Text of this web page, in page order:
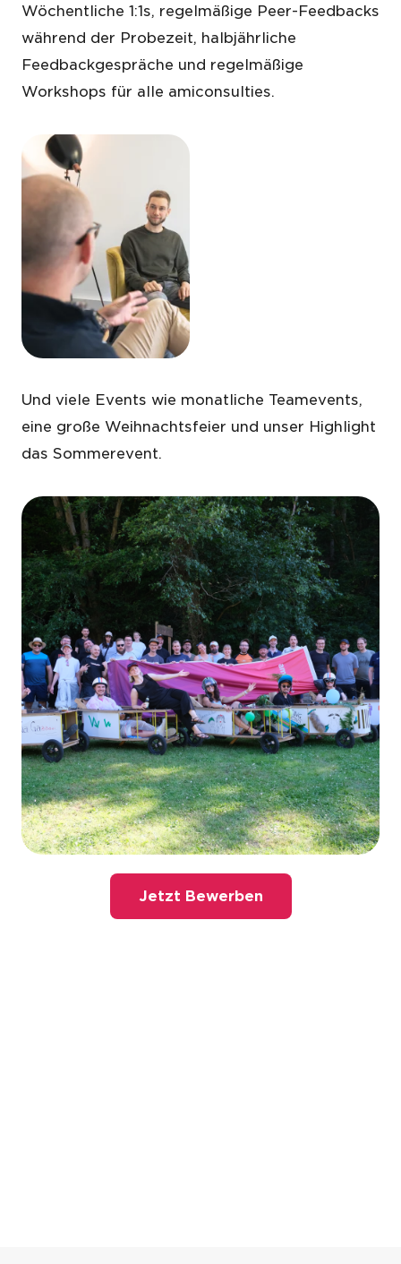
Wöchentliche 1:1s, regelmäßige Peer-Feedbacks
während der Probezeit, halbjährliche
Feedbackgespräche und regelmäßige
Workshops für alle amiconsulties.
Und viele Events wie monatliche Teamevents,
eine große Weihnachtsfeier und unser Highlight
das Sommerevent.
Jetzt Bewerben